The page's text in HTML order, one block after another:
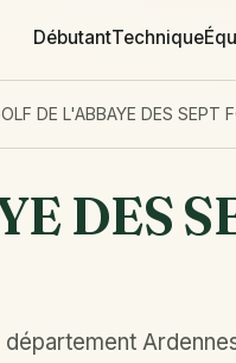
DébutantTechnique
DE L'ABBAYE DES SEPT
DES